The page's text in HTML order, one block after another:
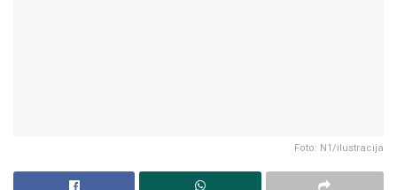
Foto: N1/ilustracija